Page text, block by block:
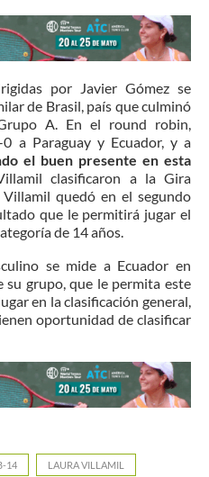
por Javier Gómez se
de Brasil, país que culminó
A. En el round robin,
a Paraguay y Ecuador, y a
el buen presente en esta
clasificaron a la Gira
quedó en el segundo
que le permitirá jugar el
de 14 años.
se mide a Ecuador en
su grupo, que le permita este
en la clasificación general,
oportunidad de clasificar
14 LAURA VILLAMIL